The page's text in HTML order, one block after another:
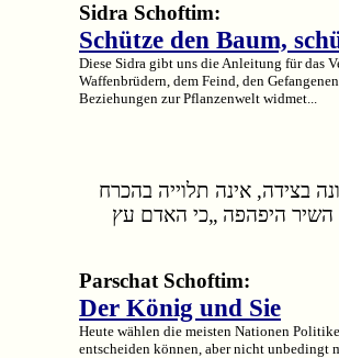
Sidra Schoftim:
Schütze den Baum,
Diese Sidra gibt uns die Anleitung für das
Waffenbrüdern, dem Feind, den
Beziehungen zur Pflanzenwelt widmet...
בצידה, אינה תלוייה בהכרח
השיר היפהפה „כי האדם עץ
Parschat Schoftim:
Der König und Sie
Heute wählen die meisten Nationen
entscheiden können, aber nicht unbedingt